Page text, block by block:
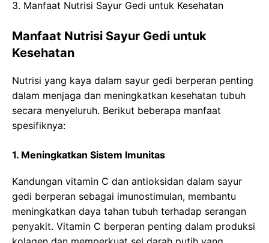
3. Manfaat Nutrisi Sayur Gedi untuk Kesehatan
Manfaat Nutrisi Sayur Gedi untuk
Kesehatan
Nutrisi yang kaya dalam sayur gedi berperan penting
dalam menjaga dan meningkatkan kesehatan tubuh
secara menyeluruh. Berikut beberapa manfaat
spesifiknya:
1. Meningkatkan Sistem Imunitas
Kandungan vitamin C dan antioksidan dalam sayur
gedi berperan sebagai imunostimulan, membantu
meningkatkan daya tahan tubuh terhadap serangan
penyakit. Vitamin C berperan penting dalam produksi